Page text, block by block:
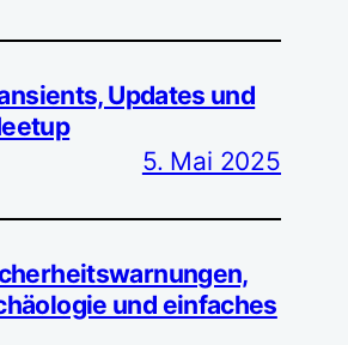
Updates und
5. Mai 2025
und einfaches